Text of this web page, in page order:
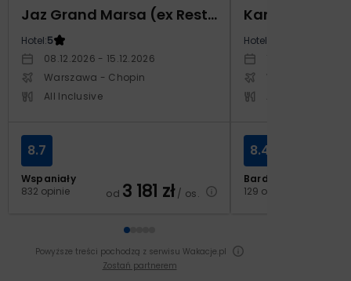
Jaz Grand Marsa (ex Resta Grand Resort)
Hotel:5
08.12.2026 - 15.12.2026
Warszawa - Chopin
All Inclusive
Wspaniały
832 opinie
8.7
od 3 181 zł/ os.
Kampos
Hotel:
Warszawa -
Bardzo dobry
129 opinii
8.4
Powyższe treści pochodzą z serwisu Wakacje.pl
Zostań partnerem